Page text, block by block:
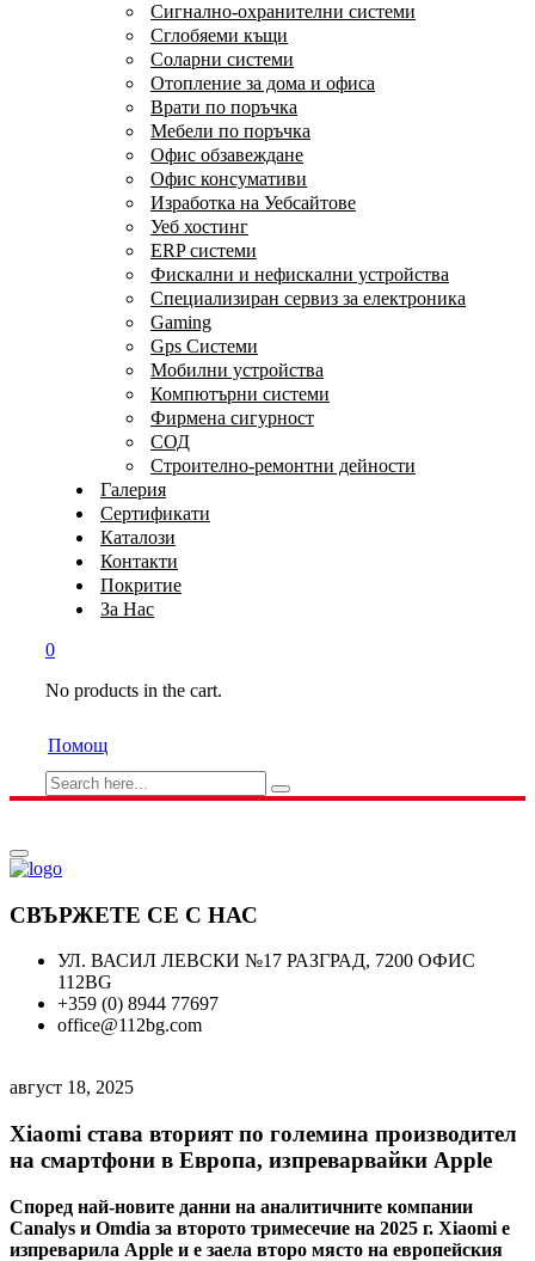
Сигнално-охранителни системи
Сглобяеми къщи
Соларни системи
Отопление за дома и офиса
Врати по поръчка
Мебели по поръчка
Офис обзавеждане
Офис консумативи
Изработка на Уебсайтове
Уеб хостинг
ERP системи
Фискални и нефискални устройства
Специализиран сервиз за електроника
Gaming
Gps Системи
Мобилни устройства
Компютърни системи
Фирмена сигурност
СОД
Строително-ремонтни дейности
Галерия
Сертификати
Каталози
Контакти
Покритие
За Нас
0
No products in the cart.
Помощ
СВЪРЖЕТЕ СЕ С НАС
УЛ. ВАСИЛ ЛЕВСКИ №17 РАЗГРАД, 7200 ОФИС
112BG
+359 (0) 8944 77697
office@112bg.com
август 18, 2025
Xiaomi става вторият по големина производител
на смартфони в Европа, изпреварвайки Apple
Според най-новите данни на аналитичните компании
Canalys и Omdia за второто тримесечие на 2025 г. Xiaomi е
изпреварила Apple и е заела второ място на европейския